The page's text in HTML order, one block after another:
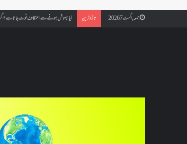
جمعہ, اگست 7 2026 تازہ ترین کیا بیہوش ہونے سے اعتکاف ٹوٹ جاتا ہے؟ اگر